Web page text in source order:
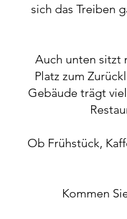
sich das Treiben
Auch unten sitzt
Platz zum
Gebäude trägt
Ob Frühstück,
Kommen